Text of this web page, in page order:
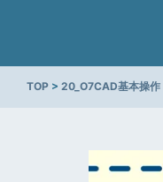
TOP > 20_O7CAD基本操作